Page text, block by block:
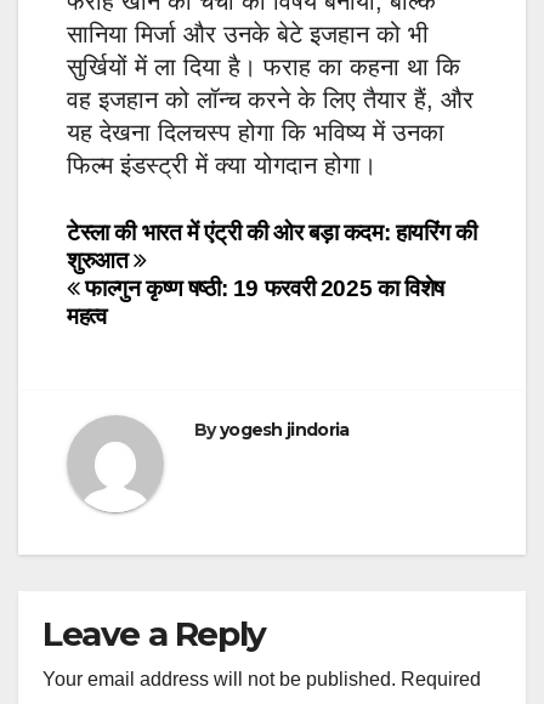
सानिया मिर्जा और उनके बेटे इजहान को भी
सुर्खियों में ला दिया है। फराह का कहना था कि
वह इजहान को लॉन्च करने के लिए तैयार हैं, और
यह देखना दिलचस्प होगा कि भविष्य में उनका
फिल्म इंडस्ट्री में क्या योगदान होगा।
Post
navigation
टेस्ला की भारत में एंट्री की ओर बड़ा कदम: हायरिंग की
शुरुआत
फाल्गुन कृष्ण षष्ठी: 19 फरवरी 2025 का विशेष
महत्व
Byyogesh jindoria
Leave a Reply
Your email address will not be published. Required